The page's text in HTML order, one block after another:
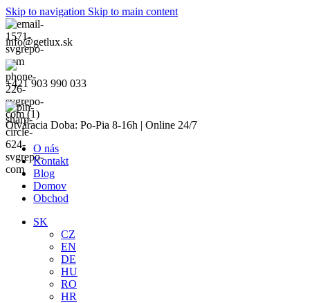
Skip to navigation Skip to main content
info@getlux.sk
+421 903 990 033
Otváracia Doba: Po-Pia 8-16h | Online 24/7
O nás
Kontakt
Blog
Domov
Obchod
SK
CZ
EN
DE
HU
RO
HR